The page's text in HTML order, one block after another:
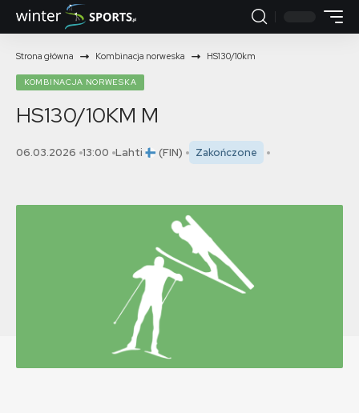
Strona główna Kombinacja norweska HS130/10km
KOMBINACJA NORWESKA
HS130/10KM M
06.03.2026 13:00 Lahti (FIN) Zakończone